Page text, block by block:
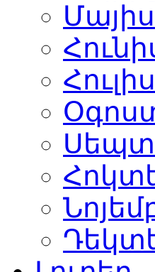
Մայիս
Հուլիս